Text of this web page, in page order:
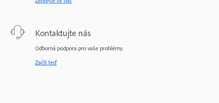
Kontaktujte nás
Odborná podpora pro vaše problémy.
Začít teď